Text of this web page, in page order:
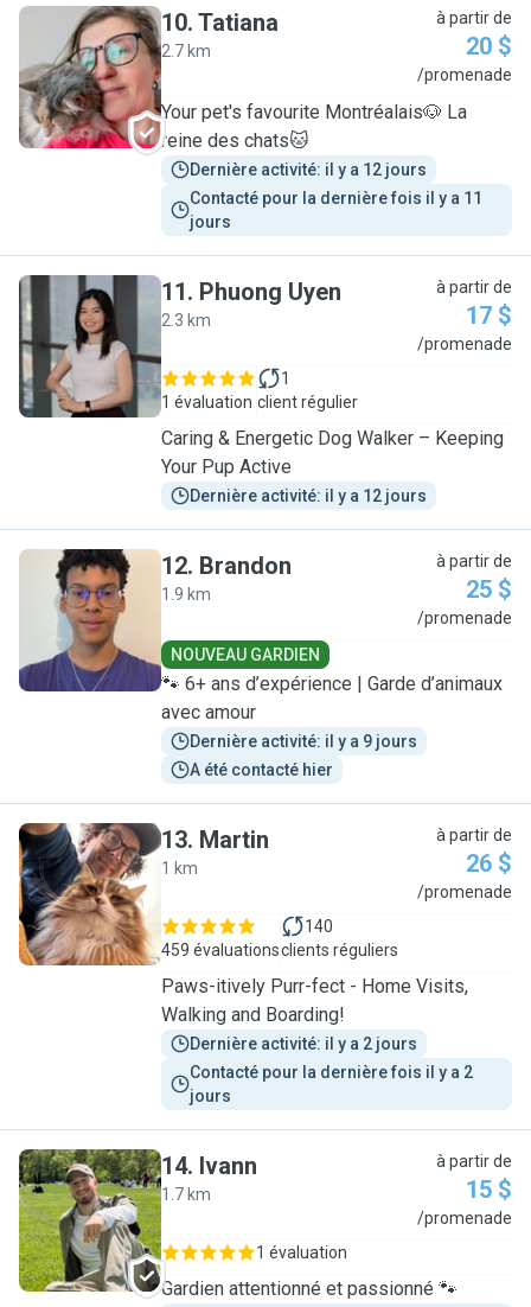
T
10. Tatiana
2.7 km
à partir de
20 $
/promenade
Your pet's favourite Montréalais🐶 La
reine des chats🐱
Dernière activité: il y a 12 jours
Contacté pour la dernière fois il y a 11
jours
P
11. Phuong Uyen
2.3 km
à partir de
17 $
/promenade
1 évaluation
1
client régulier
Caring & Energetic Dog Walker – Keeping
Your Pup Active
Dernière activité: il y a 12 jours
B
12. Brandon
1.9 km
à partir de
25 $
/promenade
NOUVEAU GARDIEN
🐾 6+ ans d’expérience | Garde d’animaux
avec amour
Dernière activité: il y a 9 jours
A été contacté hier
M
13. Martin
1 km
à partir de
26 $
/promenade
459 évaluations
140
clients réguliers
Paws-itively Purr-fect - Home Visits,
Walking and Boarding!
Dernière activité: il y a 2 jours
Contacté pour la dernière fois il y a 2
jours
I
14. Ivann
1.7 km
à partir de
15 $
/promenade
1 évaluation
Gardien attentionné et passionné 🐾